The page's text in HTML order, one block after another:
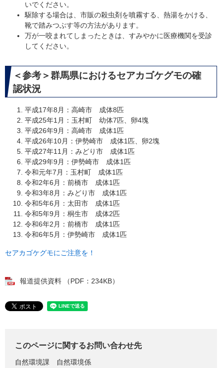
いでください。
駆除する場合は、市販の殺虫剤を噴霧する、熱湯をかける、
靴で踏みつぶす等の方法があります。
万が一咬まれてしまったときは、すみやかに医療機関を受診
してください。
＜参考＞群馬県におけるセアカゴケグモの確
認状況
平成17年8月：高崎市 成体8匹
平成25年1月：玉村町 幼体7匹、卵4塊
平成26年9月：高崎市 成体1匹
平成26年10月：伊勢崎市 成体1匹、卵2塊
平成27年11月：みどり市 成体1匹
平成29年9月：伊勢崎市 成体1匹
令和元年7月：玉村町 成体1匹
令和2年6月：前橋市 成体1匹
令和3年8月：みどり市 成体1匹
令和5年6月：太田市 成体1匹
令和5年9月：桐生市 成体2匹
令和6年2月：前橋市 成体1匹
令和6年5月：伊勢崎市 成体1匹
セアカゴケグモにご注意を！
報道提供資料 （PDF：234KB）
このページに関するお問い合わせ先
自然環境課
自然環境係